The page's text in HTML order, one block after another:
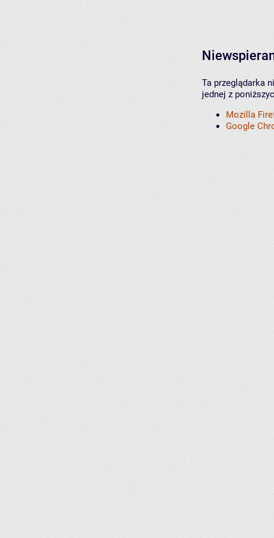
Ta przeglądarka
jednej z
Mozilla
Google